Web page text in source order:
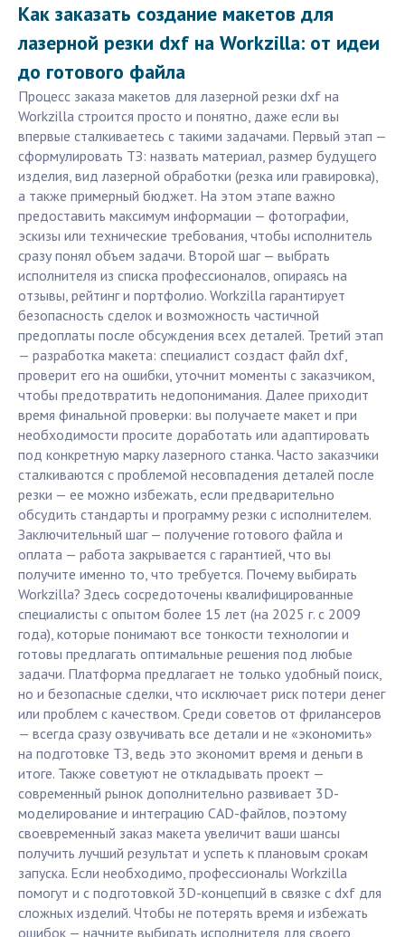
Как заказать создание макетов для
лазерной резки dxf на Workzilla: от идеи
до готового файла
Процесс заказа макетов для лазерной резки dxf на
Workzilla строится просто и понятно, даже если вы
впервые сталкиваетесь с такими задачами. Первый этап —
сформулировать ТЗ: назвать материал, размер будущего
изделия, вид лазерной обработки (резка или гравировка),
а также примерный бюджет. На этом этапе важно
предоставить максимум информации — фотографии,
эскизы или технические требования, чтобы исполнитель
сразу понял объем задачи. Второй шаг — выбрать
исполнителя из списка профессионалов, опираясь на
отзывы, рейтинг и портфолио. Workzilla гарантирует
безопасность сделок и возможность частичной
предоплаты после обсуждения всех деталей. Третий этап
— разработка макета: специалист создаст файл dxf,
проверит его на ошибки, уточнит моменты с заказчиком,
чтобы предотвратить недопонимания. Далее приходит
время финальной проверки: вы получаете макет и при
необходимости просите доработать или адаптировать
под конкретную марку лазерного станка. Часто заказчики
сталкиваются с проблемой несовпадения деталей после
резки — ее можно избежать, если предварительно
обсудить стандарты и программу резки с исполнителем.
Заключительный шаг — получение готового файла и
оплата — работа закрывается с гарантией, что вы
получите именно то, что требуется. Почему выбирать
Workzilla? Здесь сосредоточены квалифицированные
специалисты с опытом более 15 лет (на 2025 г. с 2009
года), которые понимают все тонкости технологии и
готовы предлагать оптимальные решения под любые
задачи. Платформа предлагает не только удобный поиск,
но и безопасные сделки, что исключает риск потери денег
или проблем с качеством. Среди советов от фрилансеров
— всегда сразу озвучивать все детали и не «экономить»
на подготовке ТЗ, ведь это экономит время и деньги в
итоге. Также советуют не откладывать проект —
современный рынок дополнительно развивает 3D-
моделирование и интеграцию CAD-файлов, поэтому
своевременный заказ макета увеличит ваши шансы
получить лучший результат и успеть к плановым срокам
запуска. Если необходимо, профессионалы Workzilla
помогут и с подготовкой 3D-концепций в связке с dxf для
сложных изделий. Чтобы не потерять время и избежать
ошибок — начните выбирать исполнителя для своего